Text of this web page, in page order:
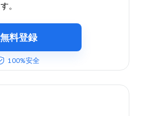
。
無料登録
100%安全